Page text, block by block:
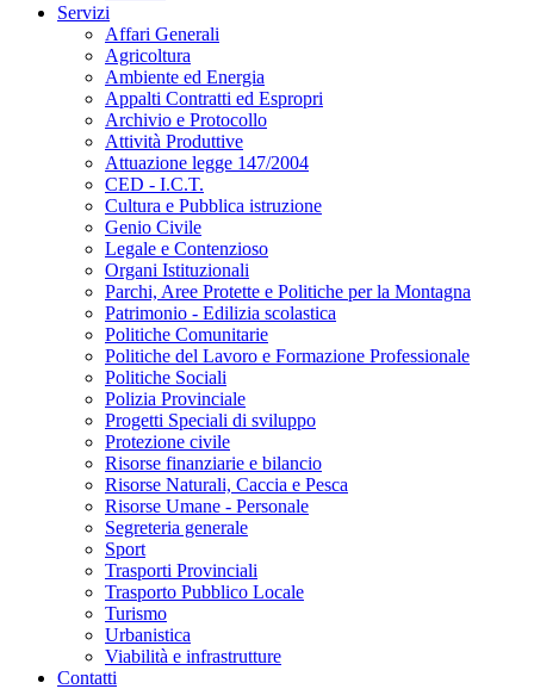
Servizi
Affari Generali
Agricoltura
Ambiente ed Energia
Appalti Contratti ed Espropri
Archivio e Protocollo
Attività Produttive
Attuazione legge 147/2004
CED - I.C.T.
Cultura e Pubblica istruzione
Genio Civile
Legale e Contenzioso
Organi Istituzionali
Parchi, Aree Protette e Politiche per la Montagna
Patrimonio - Edilizia scolastica
Politiche Comunitarie
Politiche del Lavoro e Formazione Professionale
Politiche Sociali
Polizia Provinciale
Progetti Speciali di sviluppo
Protezione civile
Risorse finanziarie e bilancio
Risorse Naturali, Caccia e Pesca
Risorse Umane - Personale
Segreteria generale
Sport
Trasporti Provinciali
Trasporto Pubblico Locale
Turismo
Urbanistica
Viabilità e infrastrutture
Contatti